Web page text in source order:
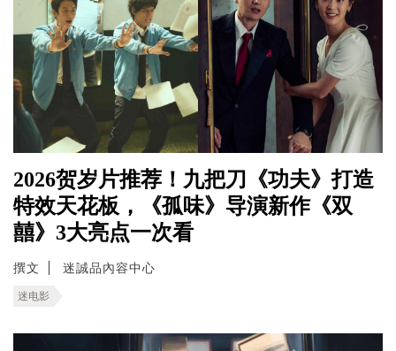
2026贺岁片推荐！九把刀《功夫》打造
特效天花板，《孤味》导演新作《双
囍》3大亮点一次看
撰文 迷誠品內容中心
迷电影